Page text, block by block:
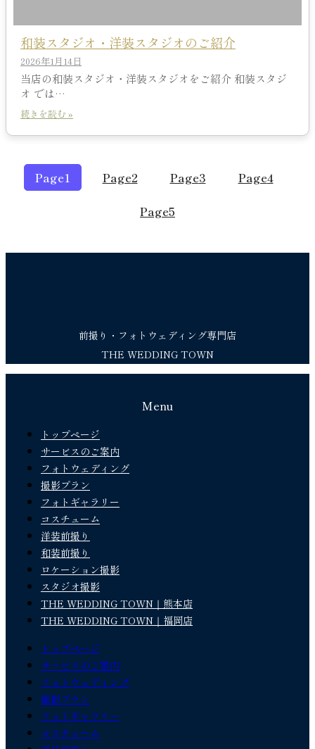
和装スタジオ・洋装スタジオのご紹介
2026年1月14日
当店の和装スタジオ・洋装スタジオをご紹介 和装スタジ
オ では…
続きを読む »
Page1 Page2 Page3 Page4
Page5
前撮り・フォトウェディング専門店
THE WEDDING TOWN
Menu
トップページ
サービスのご案内
フォトウェディング
撮影プラン
フォトギャラリー
コスチューム
洋装前撮り
和装前撮り
ロケーション撮影
スタジオ撮影
THE WEDDING TOWN｜熊本店
THE WEDDING TOWN｜福岡店
トップページ
サービスのご案内
フォトウェディング
撮影プラン
フォトギャラリー
コスチューム